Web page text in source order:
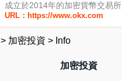
成立於2014年的加密貨幣交易所
URL：https://www.okx.com
> 加密投資 > Info
加密投資